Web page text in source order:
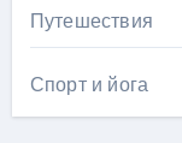
Путешествия
Спорт и йога